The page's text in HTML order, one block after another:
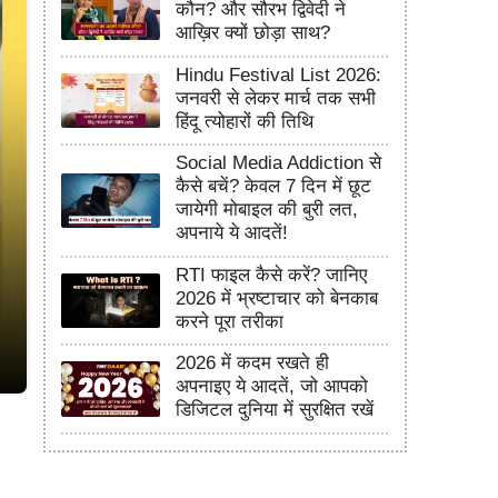
कौन? और सौरभ द्विवेदी ने
आख़िर क्यों छोड़ा साथ?
Hindu Festival List 2026:
जनवरी से लेकर मार्च तक सभी
हिंदू त्योहारों की तिथि
Social Media Addiction से
कैसे बचें? केवल 7 दिन में छूट
जायेगी मोबाइल की बुरी लत,
अपनाये ये आदतें!
RTI फाइल कैसे करें? जानिए
2026 में भ्रष्टाचार को बेनकाब
करने पूरा तरीका
2026 में कदम रखते ही
अपनाइए ये आदतें, जो आपको
डिजिटल दुनिया में सुरक्षित रखें